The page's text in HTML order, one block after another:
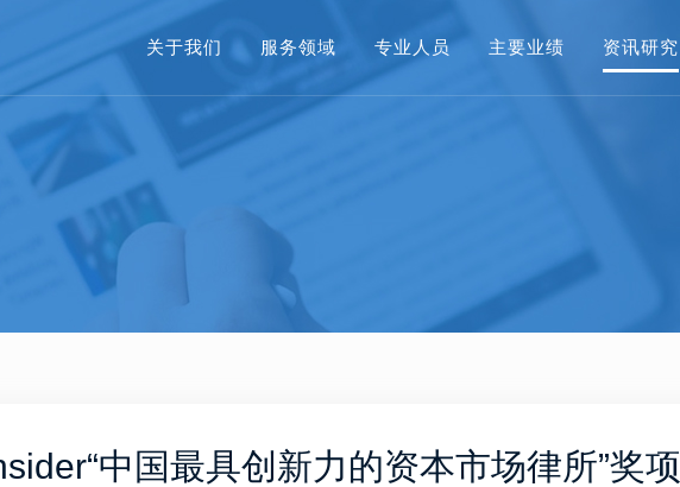
关于我们 服务领域 专业人员 主要业绩 资讯研究
中国最具创新力的资本市场律所”奖项